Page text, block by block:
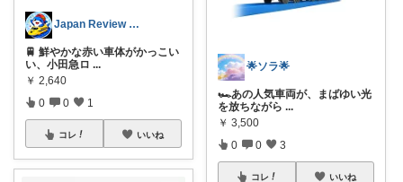
Japan Review Hub
🚆 鮮やかな赤い車体がかっこい
い、小田急ロ ...
￥ 2,640
0 0 1
コレ いいね
🌟ソラ🌟
🏎️あの人気車両が、まばゆい光
を放ちながら ...
￥ 3,500
0 0 3
コレ いいね